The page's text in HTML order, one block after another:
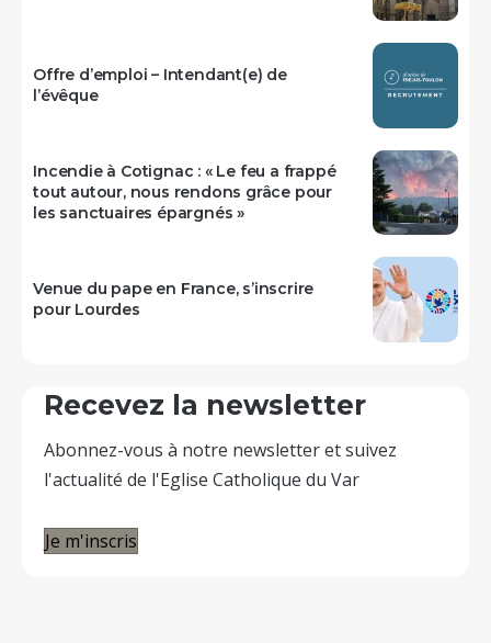
Offre d’emploi – Intendant(e) de
l’évêque
Incendie à Cotignac : « Le feu a frappé
tout autour, nous rendons grâce pour
les sanctuaires épargnés »
Venue du pape en France, s’inscrire
pour Lourdes
Recevez la newsletter
Abonnez-vous à notre newsletter et suivez
l'actualité de l'Eglise Catholique du Var
Je m'inscris